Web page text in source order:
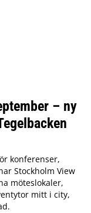
– ny
konferenser,
Stockholm View
möteslokaler,
mitt i city,